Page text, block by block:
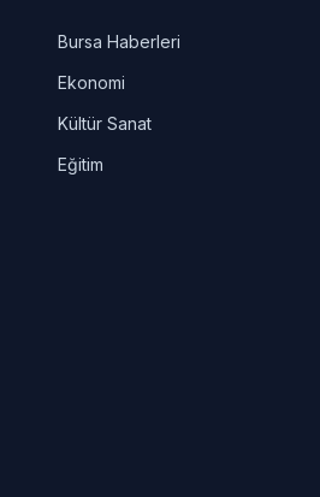
Bursa Haberleri
Ekonomi
Kültür Sanat
Eğitim